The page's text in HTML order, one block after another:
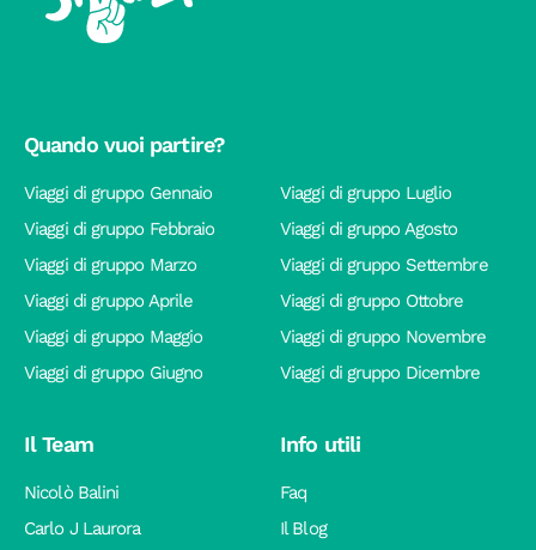
Quando vuoi partire?
Viaggi di gruppo Gennaio
Viaggi di gruppo Febbraio
Viaggi di gruppo Marzo
Viaggi di gruppo Aprile
Viaggi di gruppo Maggio
Viaggi di gruppo Giugno
Viaggi di gruppo Luglio
Viaggi di gruppo Agosto
Viaggi di gruppo Settembre
Viaggi di gruppo Ottobre
Viaggi di gruppo Novembre
Viaggi di gruppo Dicembre
Il Team
Nicolò Balini
Carlo J Laurora
Info utili
Faq
Il Blog